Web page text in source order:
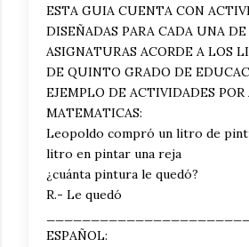
ESTA GUIA CUENTA CON
DISEÑADAS PARA CADA UNA DE
ASIGNATURAS ACORDE A LOS
DE QUINTO GRADO DE
EJEMPLO DE ACTIVIDADES POR
MATEMATICAS:
Leopoldo compró un litro de
litro en pintar una reja
¿cuánta pintura le quedó?
R.- Le quedó
ESPAÑOL: